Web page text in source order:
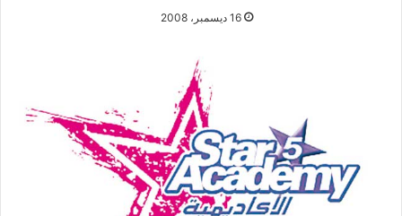
16 ديسمبر، 2008